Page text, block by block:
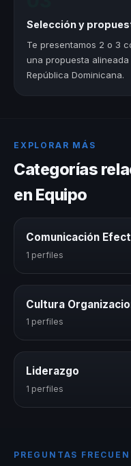
Selección y
Te presentamos 2 o 3
una propuesta
República Dominicana.
EXPLORAR MÁS
Categorías
en Equipo
Comunicación
1 perfiles
Cultura
1 perfiles
Liderazgo
1 perfiles
PREGUNTAS